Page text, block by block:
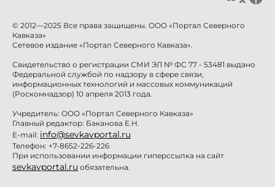
© 2012—2025 Все права защищены. ООО «Портал Северного
Кавказа»
Сетевое издание «Портал Северного Кавказа».
Свидетельство о регистрации СМИ ЭЛ № ФС 77 - 53481 выдано
Федеральной службой по надзору в сфере связи,
информационных технологий и массовых коммуникаций
(Роскомнадзор) 10 апреля 2013 года.
Учредитель: ООО «Портал Северного Кавказа»
Главный редактор: Баканова Е.Н.
E-mail: info@sevkavportal.ru
Телефон: +7-8652-226-226
При использовании информации гиперссылка на сайт
sevkavportal.ru обязательна.